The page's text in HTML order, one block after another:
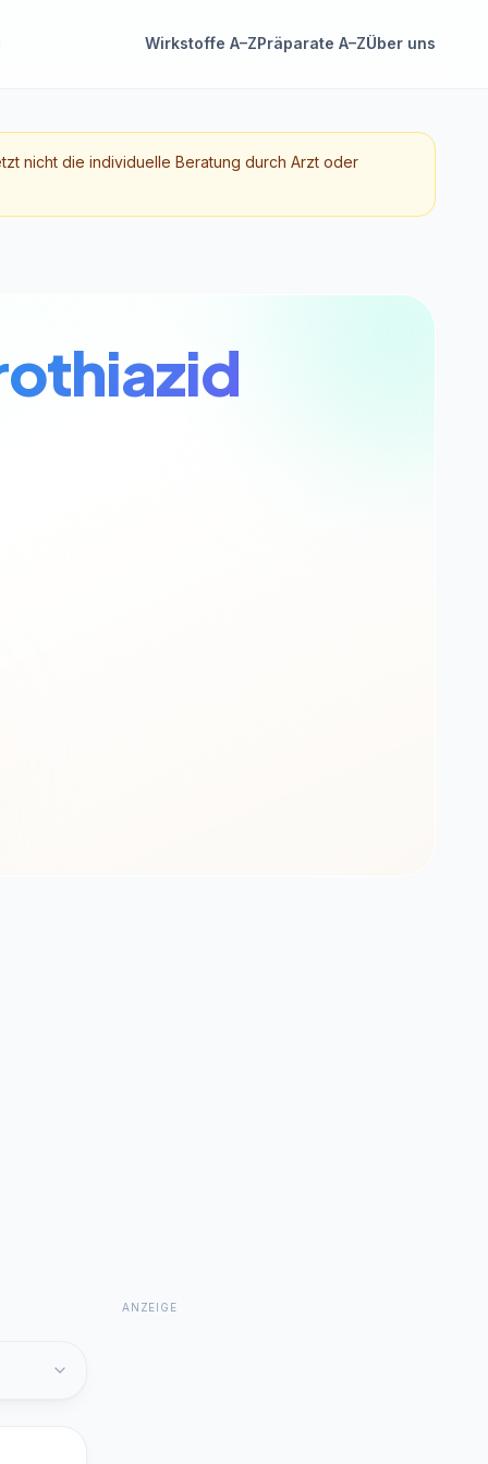
Wirkstoffe A–ZPräparate A–ZÜber uns
nicht die individuelle Beratung durch Arzt oder
ANZEIGE